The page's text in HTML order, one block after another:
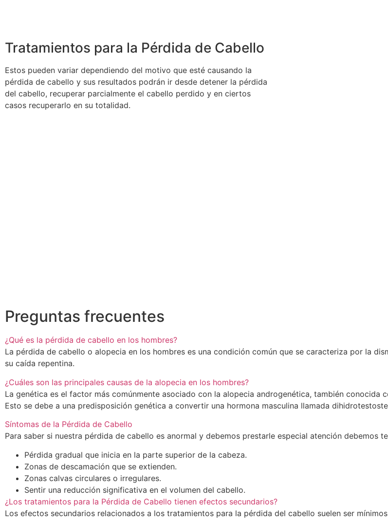
Tratamientos para la Pérdida de Cabello
Estos pueden variar dependiendo del motivo que esté causando la
pérdida de cabello y sus resultados podrán ir desde detener la pérdida
del cabello, recuperar parcialmente el cabello perdido y en ciertos
casos recuperarlo en su totalidad.
Preguntas frecuentes
¿Qué es la pérdida de cabello en los hombres?
La pérdida de cabello o alopecia en los hombres es una condición común que se caracteriza por la
su caída repentina.
¿Cuáles son las principales causas de la alopecia en los hombres?
La genética es el factor más comúnmente asociado con la alopecia androgenética, también conocida
Esto se debe a una predisposición genética a convertir una hormona masculina llamada
Síntomas de la Pérdida de Cabello
Para saber si nuestra pérdida de cabello es anormal y debemos prestarle especial atención debemos
Pérdida gradual que inicia en la parte superior de la cabeza.
Zonas de descamación que se extienden.
Zonas calvas circulares o irregulares.
Sentir una reducción significativa en el volumen del cabello.
¿Los tratamientos para la Pérdida de Cabello tienen efectos secundarios?
Los efectos secundarios relacionados a los tratamientos para la pérdida del cabello suelen ser